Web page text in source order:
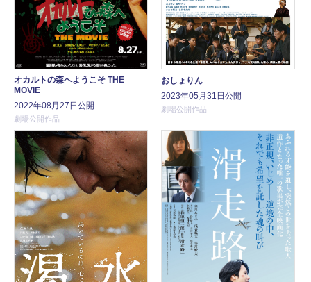
オカルトの森へようこそ THE
MOVIE
2022年08月27日公開
劇場公開作品
おしょりん
2023年05月31日公開
劇場公開作品